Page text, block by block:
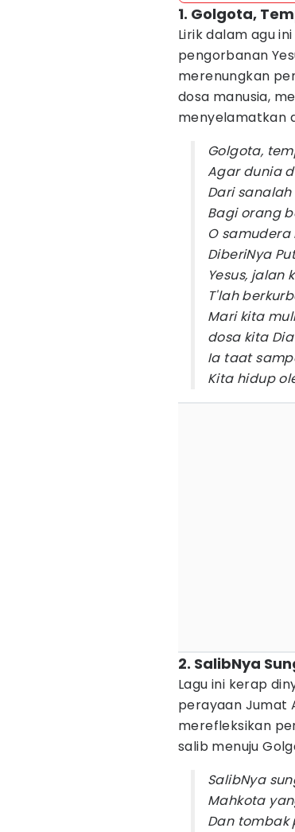
1. Golgota,
Lirik dalam agu
pengorbanan
merenungkan
dosa manusia,
menyelamatkan
Golgota,
Agar dunia
Dari
Bagi orang
O
DiberiNya
Yesus, jalan
T'lah
Mari kita
dosa kita
Ia taat
Kita hidup
2. SalibNya
Lagu ini kerap
perayaan Jumat
merefleksikan
salib menuju
SalibNya
Mahkota
Dan tombak